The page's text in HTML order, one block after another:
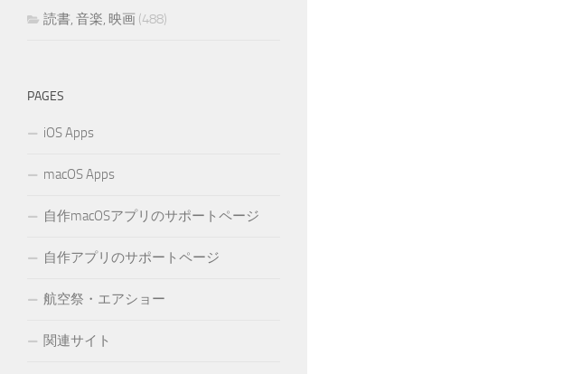
読書, 音楽, 映画 (488)
PAGES
iOS Apps
macOS Apps
自作macOSアプリのサポートページ
自作アプリのサポートページ
航空祭・エアショー
関連サイト